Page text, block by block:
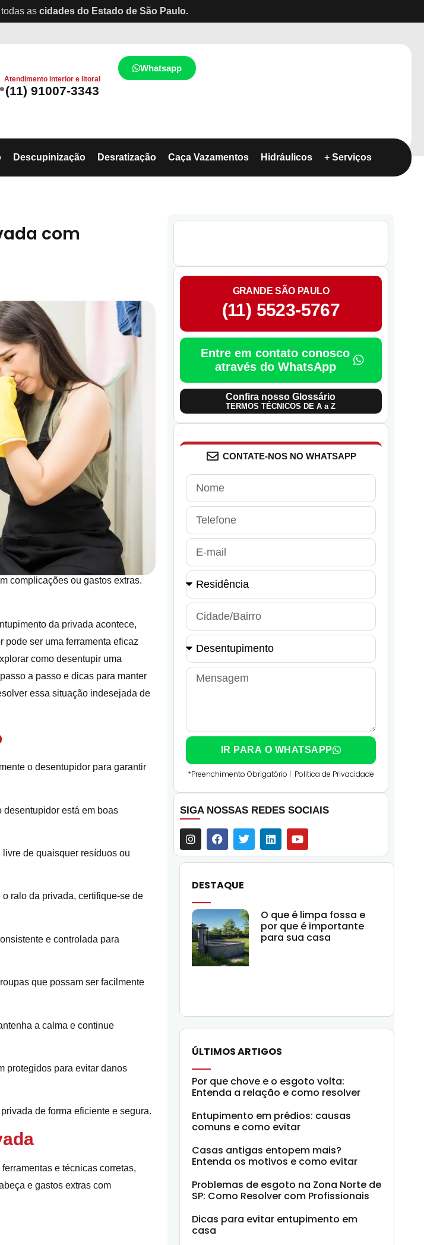
as cidades do Estado de São Paulo.
Atendimento interior e litoral
(11) 91007-3343
Whatsapp
Descupinização Desratização Caça Vazamentos Hidráulicos + Serviços
com
complicações ou gastos extras.
da privada acontece,
pode ser uma ferramenta eficaz
como desentupir uma
a passo e dicas para manter
essa situação indesejada de
o desentupidor para garantir
desentupidor está em boas
de quaisquer resíduos ou
ralo da privada, certifique-se de
e controlada para
que possam ser facilmente
a calma e continue
protegidos para evitar danos
de forma eficiente e segura.
e técnicas corretas,
e gastos extras com
GRANDE SÃO PAULO
(11) 5523-5767
Entre em contato conosco
através do WhatsApp
Confira nosso Glossário
TERMOS TÉCNICOS DE A a Z
CONTATE-NOS NO WHATSAPP
IR PARA O WHATSAPP
*Preenchimento Obrigatório | Politica de Privacidade
SIGA NOSSAS REDES SOCIAIS
DESTAQUE
O que é limpa fossa e
por que é importante
para sua casa
ÚLTIMOS ARTIGOS
Por que chove e o esgoto volta:
Entenda a relação e como resolver
Entupimento em prédios: causas
comuns e como evitar
Casas antigas entopem mais?
Entenda os motivos e como evitar
Problemas de esgoto na Zona Norte de
SP: Como Resolver com Profissionais
Dicas para evitar entupimento em
casa